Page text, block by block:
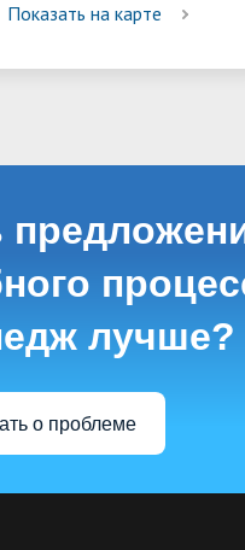
Показать на карте
лучше?
о проблеме